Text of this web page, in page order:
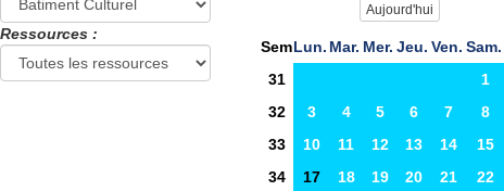
Ressources :
Aujourd'hui
SemLun. Mar. Mer. Jeu. Ven. Sam.
31
1
32
3 4 5 6 7 8
33
10 11 12 13 14 15
34
17 18 19 20 21 22